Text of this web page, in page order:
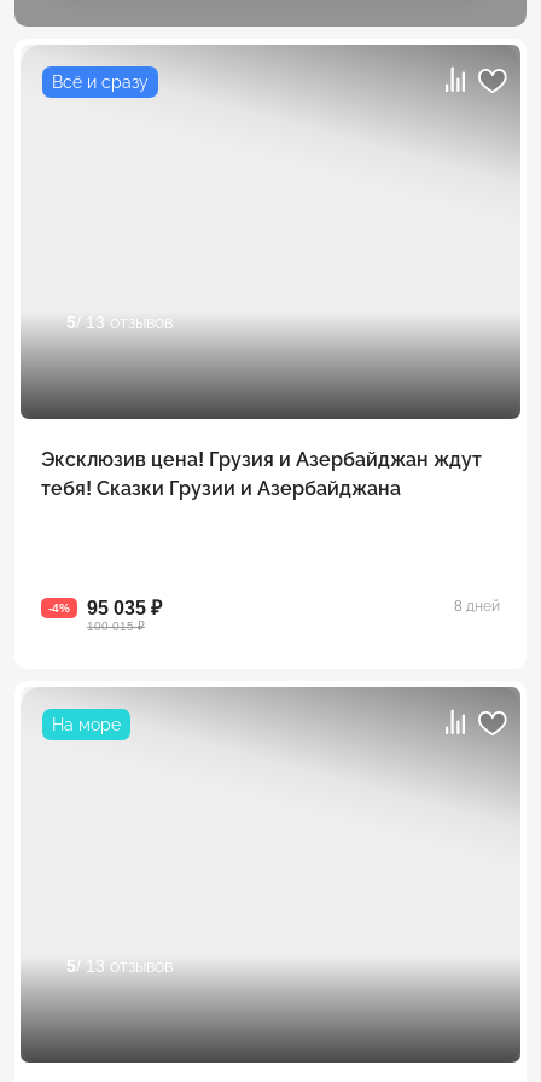
Всё и сразу
5/ 13 отзывов
Эксклюзив цена! Грузия и Азербайджан ждут
тебя! Сказки Грузии и Азербайджана
-4% 95 035 ₽
100 015 ₽
8 дней
На море
5/ 13 отзывов